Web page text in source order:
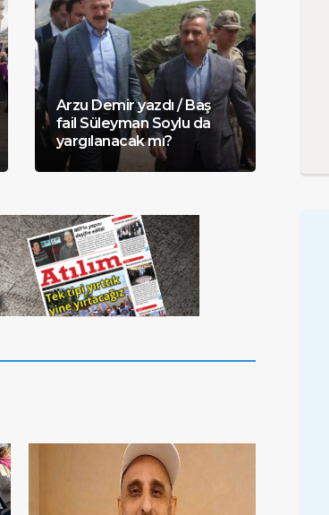
Arzu Demir yazdı / Baş
fail Süleyman Soylu da
yargılanacak mı?